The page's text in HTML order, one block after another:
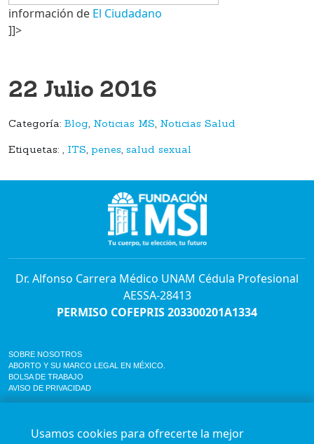
información de El Ciudadano
]]>
22 Julio 2016
Categoría: Blog, Noticias MS, Noticias Salud
Etiquetas: , ITS, penes, salud sexual
Dr. Alfonso Carrera Médico UNAM Cédula Profesional
AESSA-28413
PERMISO COFEPRIS 203300201A1334
SOBRE NOSOTROS
ABORTO Y SU MARCO LEGAL EN MÉXICO.
BOLSA DE TRABAJO
AVISO DE PRIVACIDAD
Agenda en línea24/7 aquí
Usamos cookies para ofrecerte la mejor